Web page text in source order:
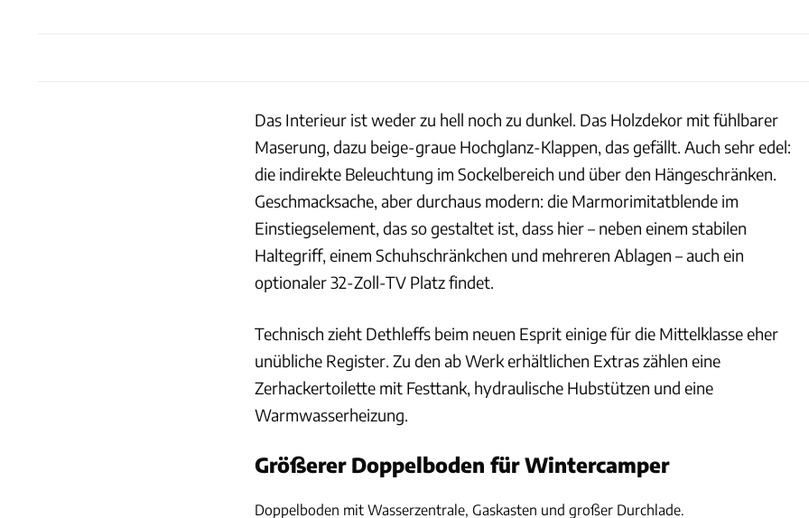
Das Interieur ist weder zu hell noch zu dunkel. Das Holzdekor mit fühlbarer
Maserung, dazu beige-graue Hochglanz-Klappen, das gefällt. Auch sehr edel:
die indirekte Beleuchtung im Sockelbereich und über den Hängeschränken.
Geschmacksache, aber durchaus modern: die Marmorimitatblende im
Einstiegselement, das so gestaltet ist, dass hier – neben einem stabilen
Haltegriff, einem Schuhschränkchen und mehreren Ablagen – auch ein
optionaler 32-Zoll-TV Platz findet.
Technisch zieht Dethleffs beim neuen Esprit einige für die Mittelklasse eher
unübliche Register. Zu den ab Werk erhältlichen Extras zählen eine
Zerhackertoilette mit Festtank, hydraulische Hubstützen und eine
Warmwasserheizung.
Größerer Doppelboden für Wintercamper
Doppelboden mit Wasserzentrale, Gaskasten und großer Durchlade.